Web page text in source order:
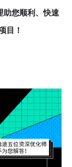
助您顺利、快速
目！